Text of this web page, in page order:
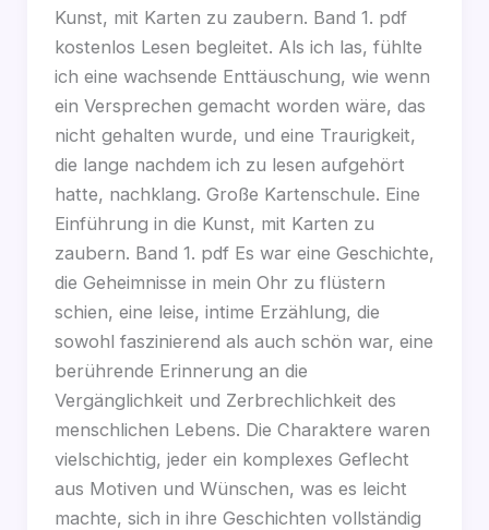
Kunst, mit Karten zu zaubern. Band 1. pdf
kostenlos Lesen begleitet. Als ich las, fühlte
ich eine wachsende Enttäuschung, wie wenn
ein Versprechen gemacht worden wäre, das
nicht gehalten wurde, und eine Traurigkeit,
die lange nachdem ich zu lesen aufgehört
hatte, nachklang. Große Kartenschule. Eine
Einführung in die Kunst, mit Karten zu
zaubern. Band 1. pdf Es war eine Geschichte,
die Geheimnisse in mein Ohr zu flüstern
schien, eine leise, intime Erzählung, die
sowohl faszinierend als auch schön war, eine
berührende Erinnerung an die
Vergänglichkeit und Zerbrechlichkeit des
menschlichen Lebens. Die Charaktere waren
vielschichtig, jeder ein komplexes Geflecht
aus Motiven und Wünschen, was es leicht
machte, sich in ihre Geschichten vollständig